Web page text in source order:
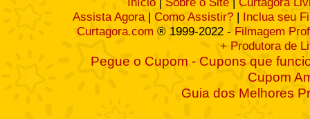
Assista Agora| Como Assistir? | Inclua seu
Curtagora.com ® 1999-2022 - Filmagem
+ Produtora de
Pegue o Cupom - Cupons que
Cupom
Guia dos Melhores